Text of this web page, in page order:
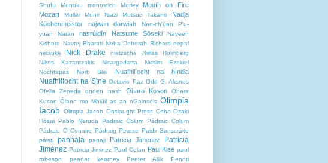
Shufu
Monoku monostich Morley
Mouth on Fire
Mozart
Müller Munir Niazi Mutsuo Takano
Nadja
Küchenmeister
najwan darwish
Nan-ch'üan P'u-
yüan
Naran nasrúidín Natsume Sōseki
Naveen
Kishore Navtej Bharati Neha Deborah Richard nepal
netsuke
Nick Drake nietzsche
Niillas Holmberg
Nikos Kazantzakis
Nisargadatta
Nissim Ezekiel
Nochtapas
Norb Blei Nuafhilíocht na hIndia
Nuafhilíocht na Síne Octavio Paz Odd G. Aksnes
Ofelia Zepeda
ogden nash Ohara Koson
Ohara
Kuson Ólann mo Mhiúil as an nGainséis Olimpia
Iacob Olimpia Jacob Onslaught Press Osho Ozaki
Hōsai Pablo Neruda Padraic Colum Pádraic Colum
Pádraic Ó Conaire Pádraig Pearse Paidir Sanscráite
páisti
panhala papaji Patricia Jimenez
Patricia
Jiménez Patricia Jiminez Paul Celan Paul Klee paul
robeson
peadar kearney Peeter Allik
Pennti